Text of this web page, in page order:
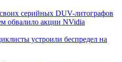
серийных DUV-литографов
обвалило акции NVidia
устроили беспредел на